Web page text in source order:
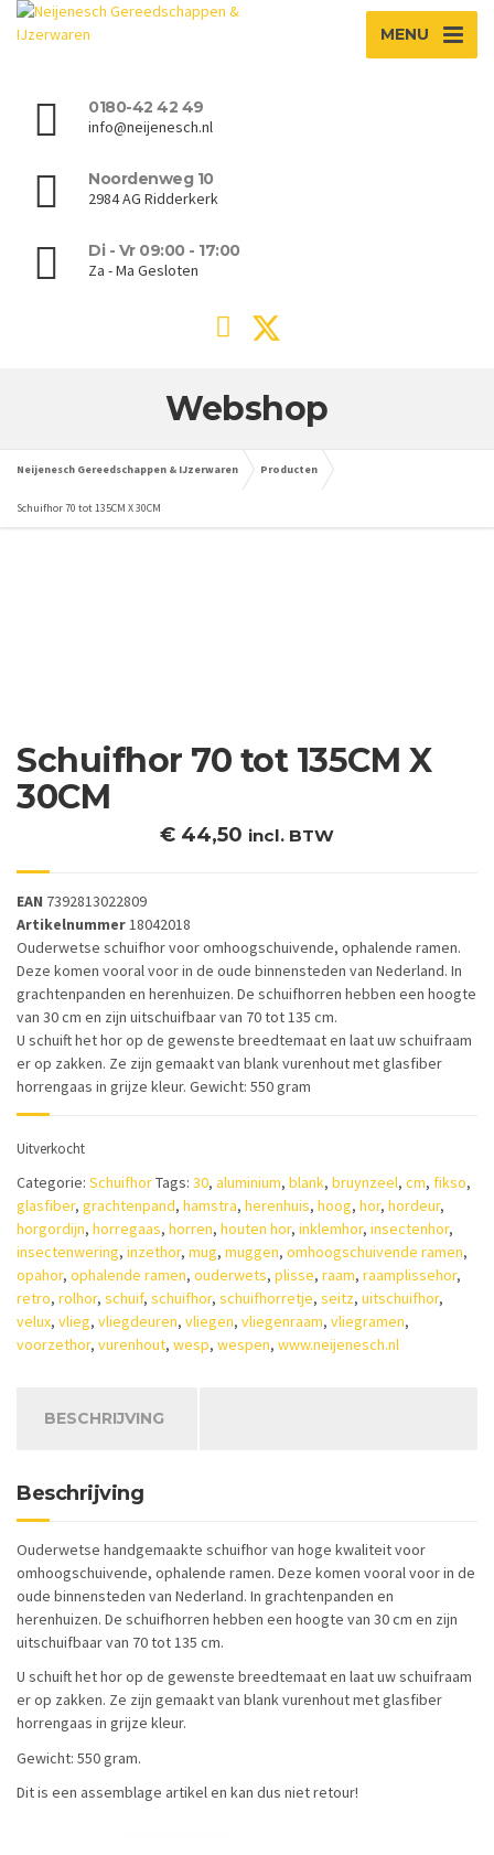
MENU
0180-42 42 49
info@neijenesch.nl
Noordenweg 10
2984 AG Ridderkerk
Di - Vr 09:00 - 17:00
Za - Ma Gesloten
Webshop
Neijenesch Gereedschappen & IJzerwaren Producten
Schuifhor 70 tot 135CM X 30CM
Schuifhor 70 tot 135CM X
30CM
€ 44,50 incl. BTW
EAN 7392813022809
Artikelnummer18042018
Ouderwetse schuifhor voor omhoogschuivende, ophalende ramen.
Deze komen vooral voor in de oude binnensteden van Nederland. In
grachtenpanden en herenhuizen. De schuifhorren hebben een hoogte
van 30 cm en zijn uitschuifbaar van 70 tot 135 cm.
U schuift het hor op de gewenste breedtemaat en laat uw schuifraam
er op zakken. Ze zijn gemaakt van blank vurenhout met glasfiber
horrengaas in grijze kleur. Gewicht: 550 gram
Uitverkocht
Categorie: SchuifhorTags: 30, aluminium, blank, bruynzeel, cm, fikso,
glasfiber, grachtenpand, hamstra, herenhuis, hoog, hor, hordeur,
horgordijn, horregaas, horren, houten hor, inklemhor, insectenhor,
insectenwering, inzethor, mug, muggen, omhoogschuivende ramen,
opahor, ophalende ramen, ouderwets, plisse, raam, raamplissehor,
retro, rolhor, schuif, schuifhor, schuifhorretje, seitz, uitschuifhor,
velux, vlieg, vliegdeuren, vliegen, vliegenraam, vliegramen,
voorzethor, vurenhout, wesp, wespen, www.neijenesch.nl
BESCHRIJVING
Beschrijving
Ouderwetse handgemaakte schuifhor van hoge kwaliteit voor
omhoogschuivende, ophalende ramen. Deze komen vooral voor in de
oude binnensteden van Nederland. In grachtenpanden en
herenhuizen. De schuifhorren hebben een hoogte van 30 cm en zijn
uitschuifbaar van 70 tot 135 cm.
U schuift het hor op de gewenste breedtemaat en laat uw schuifraam
er op zakken. Ze zijn gemaakt van blank vurenhout met glasfiber
horrengaas in grijze kleur.
Gewicht: 550 gram.
Dit is een assemblage artikel en kan dus niet retour!